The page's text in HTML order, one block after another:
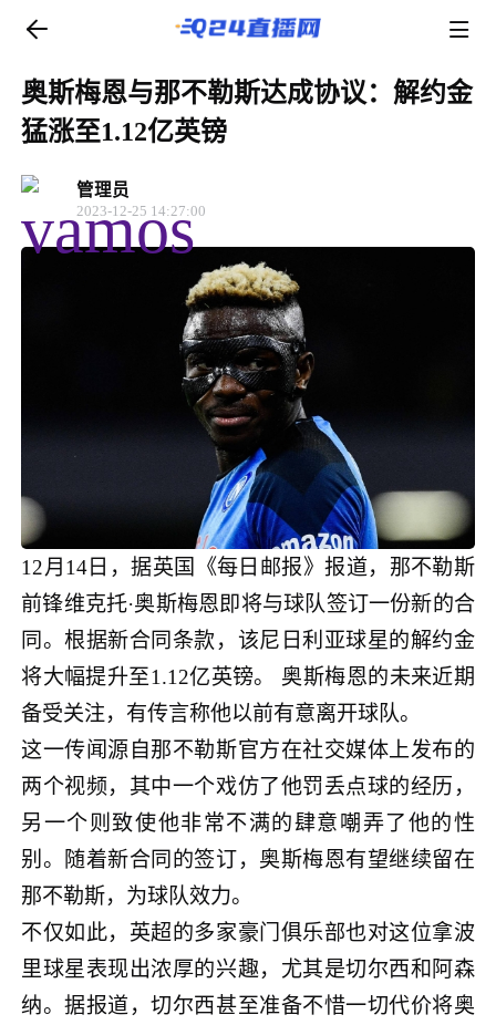
奥斯梅恩与那不勒斯达成协议：解约金
猛涨至1.12亿英镑
管理员
2023-12-25 14:27:00
12月14日，据英国《每日邮报》报道，那不勒斯
前锋维克托·奥斯梅恩即将与球队签订一份新的合
同。根据新合同条款，该尼日利亚球星的解约金
将大幅提升至1.12亿英镑。 奥斯梅恩的未来近期
备受关注，有传言称他以前有意离开球队。
这一传闻源自那不勒斯官方在社交媒体上发布的
两个视频，其中一个戏仿了他罚丢点球的经历，
另一个则致使他非常不满的肆意嘲弄了他的性
别。随着新合同的签订，奥斯梅恩有望继续留在
那不勒斯，为球队效力。
不仅如此，英超的多家豪门俱乐部也对这位拿波
里球星表现出浓厚的兴趣，尤其是切尔西和阿森
纳。据报道，切尔西甚至准备不惜一切代价将奥